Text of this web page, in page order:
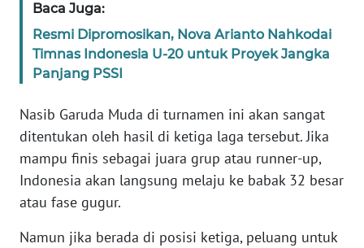
Baca Juga:
Resmi Dipromosikan, Nova Arianto Nahkodai
Timnas Indonesia U-20 untuk Proyek Jangka
Panjang PSSI
Nasib Garuda Muda di turnamen ini akan sangat
ditentukan oleh hasil di ketiga laga tersebut. Jika
mampu finis sebagai juara grup atau runner-up,
Indonesia akan langsung melaju ke babak 32 besar
atau fase gugur.
Namun jika berada di posisi ketiga, peluang untuk
WN
JAKARTA
WN
WN
BANTEN